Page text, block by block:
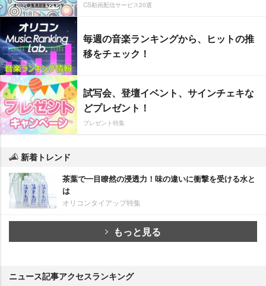
CS動画配信サービス20選
毎週の音楽ランキングから、ヒットの推
移をチェック！
試写会、登壇イベント、サインチェキな
どプレゼント！
プレゼント特集
新着トレンド
茶葉で一目瞭然の浸透力！味の違いに衝撃を受ける水と
は
オリコンタイアップ特集
もっと見る
ニュース記事アクセスランキング